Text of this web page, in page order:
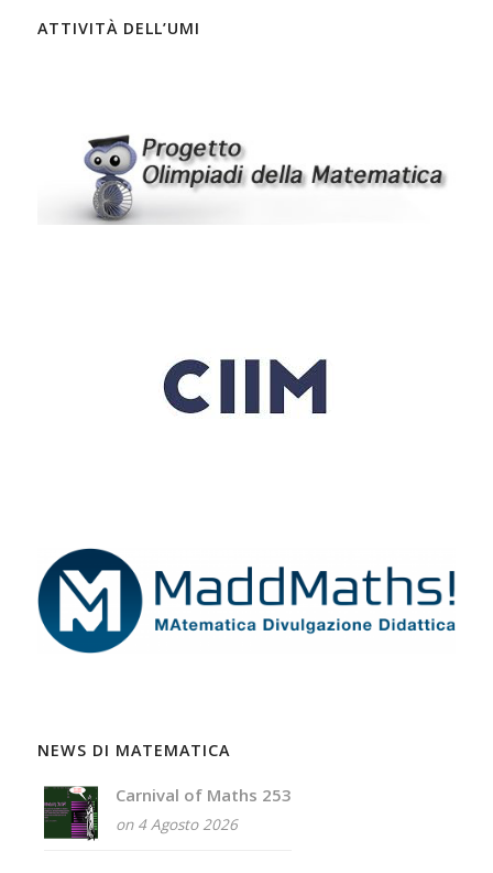
ATTIVITÀ DELL’UMI
NEWS DI MATEMATICA
Carnival of Maths 253
on 4 Agosto 2026